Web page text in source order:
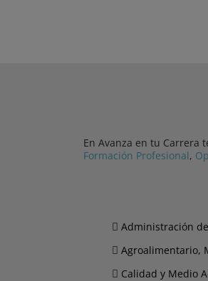
En Avanza en tu Carrera
Formación Profesional,
Administración
Agroalimentario,
Calidad y Medio